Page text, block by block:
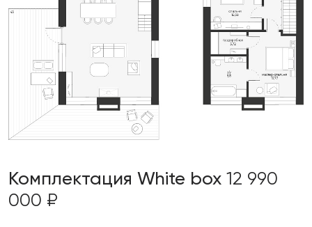
Комплектация White box 12 990
000 ₽